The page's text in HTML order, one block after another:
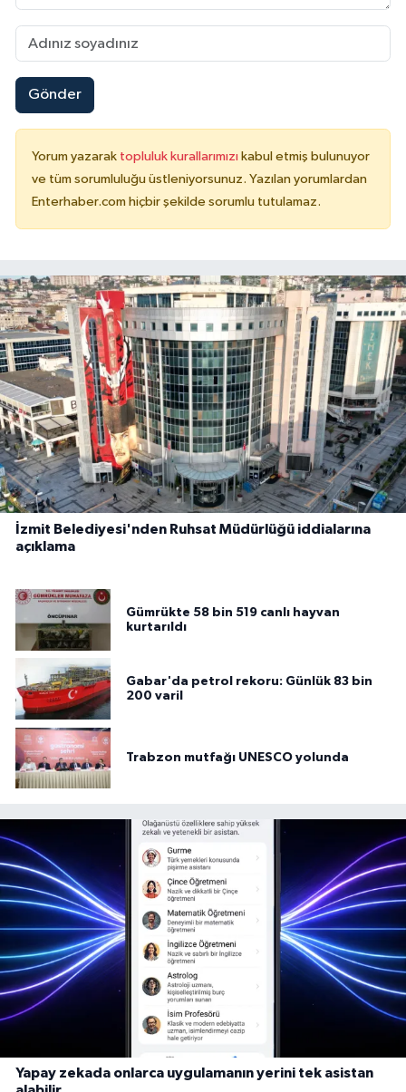
Gönder
Yorum yazarak topluluk kurallarımızı kabul etmiş bulunuyor
ve tüm sorumluluğu üstleniyorsunuz. Yazılan yorumlardan
Enterhaber.com hiçbir şekilde sorumlu tutulamaz.
İzmit Belediyesi'nden Ruhsat Müdürlüğü iddialarına
açıklama
Gümrükte 58 bin 519 canlı hayvan
kurtarıldı
Gabar'da petrol rekoru: Günlük 83 bin
200 varil
Trabzon mutfağı UNESCO yolunda
Yapay zekada onlarca uygulamanın yerini tek asistan